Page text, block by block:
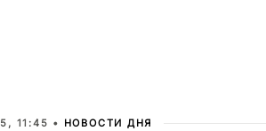
11:45 • НОВОСТИ ДНЯ